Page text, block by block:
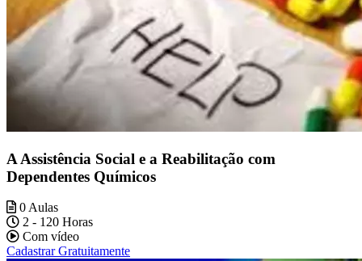
A Assistência Social e a Reabilitação com
Dependentes Químicos
0 Aulas
2 - 120 Horas
Com vídeo
Cadastrar Gratuitamente